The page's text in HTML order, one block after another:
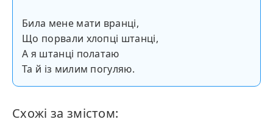
Била мене мати вранці,
Що порвали хлопці штанці,
А я штанці полатаю
Та й із милим погуляю.
Схожі за змістом: